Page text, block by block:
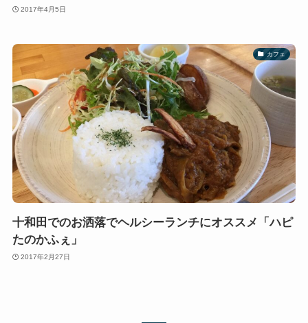
2017年4月5日
カフェ
十和田でのお洒落でヘルシーランチにオススメ「ハピ
たのかふぇ」
2017年2月27日